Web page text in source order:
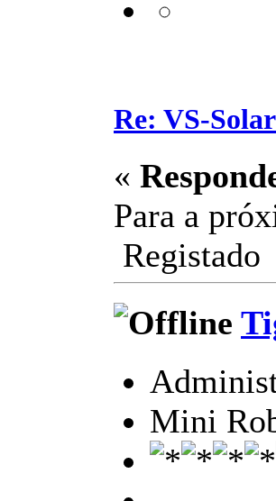
Re: VS-
«
Para a
Registado
Mini